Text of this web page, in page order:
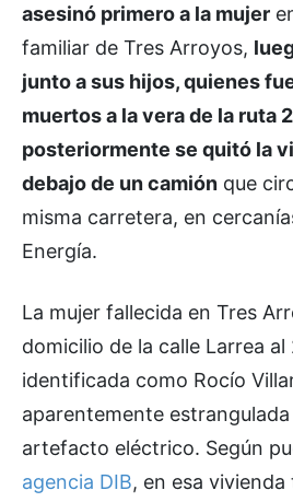
asesinó primero a la mujer
familiar de Tres Arroyos,
junto a sus hijos, quienes
muertos a la vera de la ruta
posteriormente se quitó la
debajo de un camión que
misma carretera, en
Energía.
La mujer fallecida en Tres
domicilio de la calle Larrea al
identificada como Rocío
aparentemente
artefacto eléctrico. Según
agencia DIB, en esa